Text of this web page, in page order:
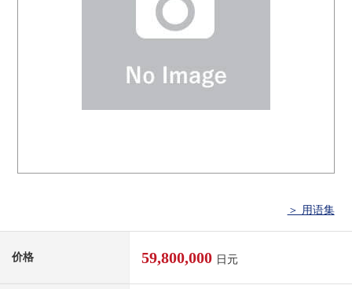
＞ 用语集
价格 59,800,000 日元